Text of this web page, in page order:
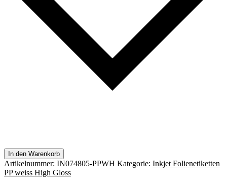
In den Warenkorb
Artikelnummer: IN074805-PPWH Kategorie: Inkjet Folienetiketten
PP weiss High Gloss